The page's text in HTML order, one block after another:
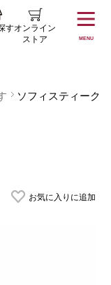
すオンライン
ストア
MENU
ソフィスティーク
お気に入りに追加